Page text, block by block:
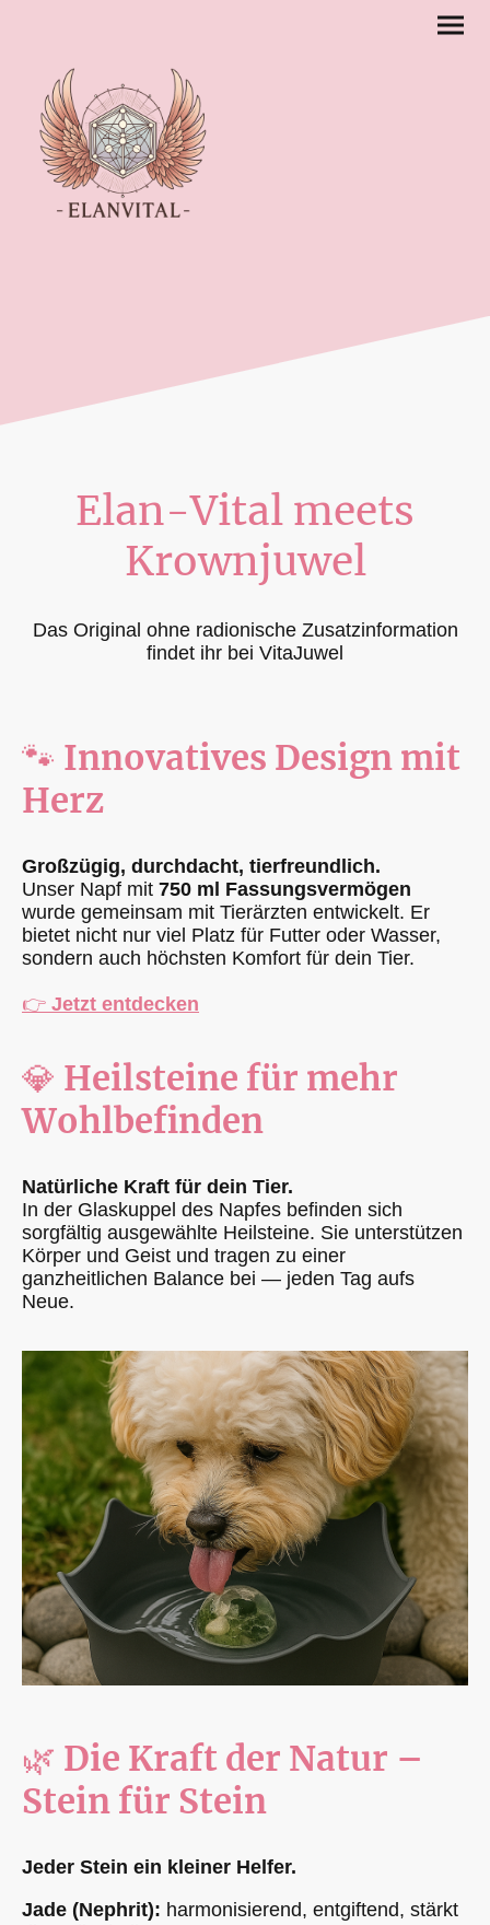
Elan-Vital meets
Krownjuwel
Das Original ohne radionische Zusatzinformation
findet ihr bei VitaJuwel
🐾 Innovatives Design mit
Herz
Großzügig, durchdacht, tierfreundlich.
Unser Napf mit 750 ml Fassungsvermögen
wurde gemeinsam mit Tierärzten entwickelt. Er
bietet nicht nur viel Platz für Futter oder Wasser,
sondern auch höchsten Komfort für dein Tier.
👉 Jetzt entdecken
💎 Heilsteine für mehr
Wohlbefinden
Natürliche Kraft für dein Tier.
In der Glaskuppel des Napfes befinden sich
sorgfältig ausgewählte Heilsteine. Sie unterstützen
Körper und Geist und tragen zu einer
ganzheitlichen Balance bei — jeden Tag aufs
Neue.
🌿 Die Kraft der Natur –
Stein für Stein
Jeder Stein ein kleiner Helfer.
Jade (Nephrit): harmonisierend, entgiftend, stärkt